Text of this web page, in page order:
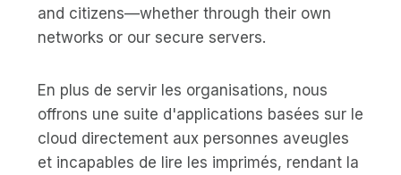
and citizens—whether through their own
networks or our secure servers.
En plus de servir les organisations, nous
offrons une suite d'applications basées sur le
cloud directement aux personnes aveugles
et incapables de lire les imprimés, rendant la